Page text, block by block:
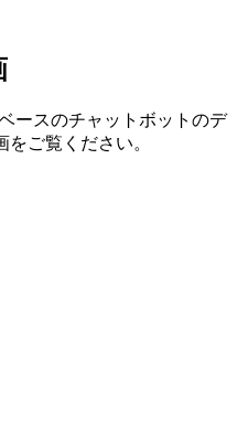
ースのチャットボットのデ
ご覧ください。